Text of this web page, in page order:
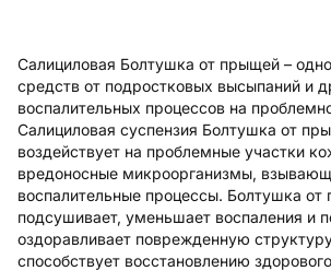
Салициловая Болтушка от прыщей –
средств от подростковых высыпаний и
воспалительных процессов на
Салициловая суспензия Болтушка от
воздействует на проблемные участки
вредоносные микроорганизмы,
воспалительные процессы. Болтушка
подсушивает, уменьшает воспаления и
оздоравливает поврежденную
способствует восстановлению